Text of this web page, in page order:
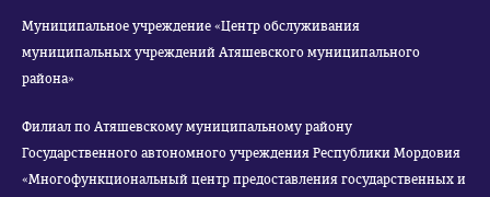
Муниципальное учреждение «Центр обслуживания
муниципальных учреждений Атяшевского муниципального
района»
Филиал по Атяшевскому муниципальному району
Государственного автономного учреждения Республики Мордовия
«Многофункциональный центр предоставления государственных и